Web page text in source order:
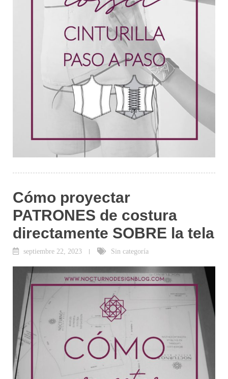
Cómo proyectar
PATRONES de costura
directamente SOBRE la tela
septiembre 22, 2023 Sin categoría